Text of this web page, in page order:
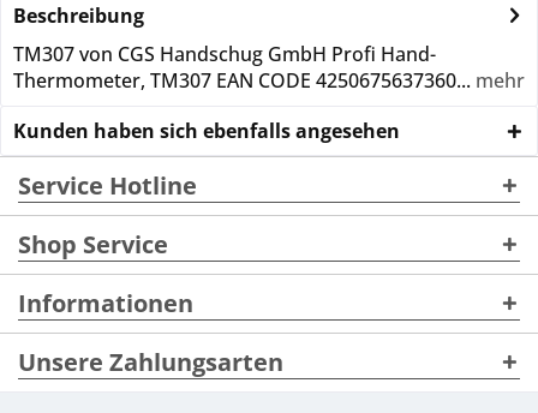
Beschreibung
TM307 von CGS Handschug GmbH Profi Hand-
Thermometer, TM307 EAN CODE 4250675637360... mehr
Kunden haben sich ebenfalls angesehen
Service Hotline
Shop Service
Informationen
Unsere Zahlungsarten